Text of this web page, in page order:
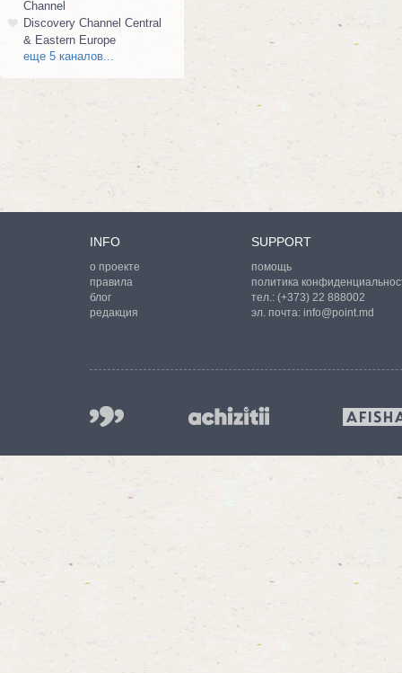
Channel
Discovery Channel Central
& Eastern Europe
еще 5 каналов...
INFO
о проекте
правила
блог
редакция
SUPPORT
помощь
политика
тел.: (+373) 22 888002
эл. почта: info@point.md